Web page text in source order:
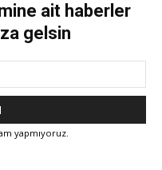
ait haberler
gelsin
yapmıyoruz.